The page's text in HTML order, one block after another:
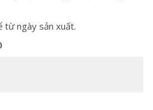
từ ngày sản xuất.